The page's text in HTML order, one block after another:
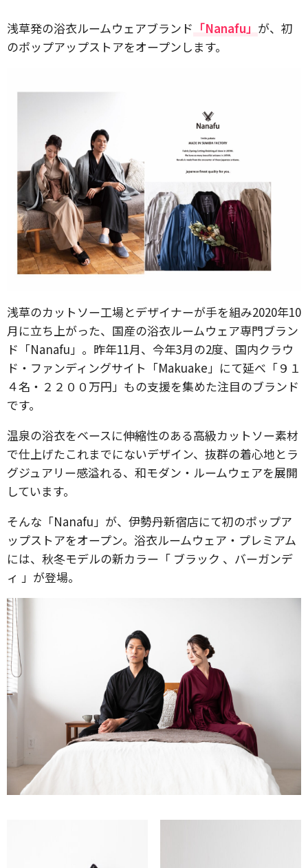
浅草発の浴衣ルームウェアブランド 「Nanafu」 が、初
のポップアップストアをオープンします。
浅草のカットソー工場とデザイナーが手を組み2020年10
月に立ち上がった、国産の浴衣ルームウェア専門ブラン
ド「Nanafu」。昨年11月、今年3月の2度、国内クラウ
ド・ファンディングサイト「Makuake」にて延べ「９１
４名・２２００万円」もの支援を集めた注目のブランド
です。
温泉の浴衣をベースに伸縮性のある高級カットソー素材
で仕上げたこれまでにないデザイン、抜群の着心地とラ
グジュアリー感溢れる、和モダン・ルームウェアを展開
しています。
そんな「Nanafu」が、伊勢丹新宿店にて初のポップア
ップストアをオープン。浴衣ルームウェア・プレミアム
には、秋冬モデルの新カラー「 ブラック 、バーガンデ
ィ 」が登場。